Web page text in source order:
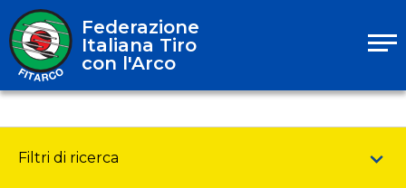
Federazione
Italiana Tiro
con l'Arco
Filtri di ricerca